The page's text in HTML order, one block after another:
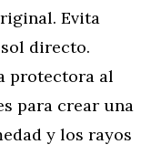
Evita
directo.
protectora al
para crear una
y los rayos